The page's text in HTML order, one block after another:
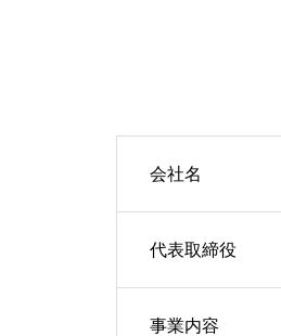
会社名
代表取締役
事業内容